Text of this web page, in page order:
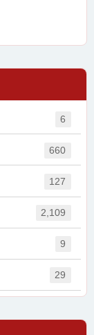
6
660
127
2,109
9
29